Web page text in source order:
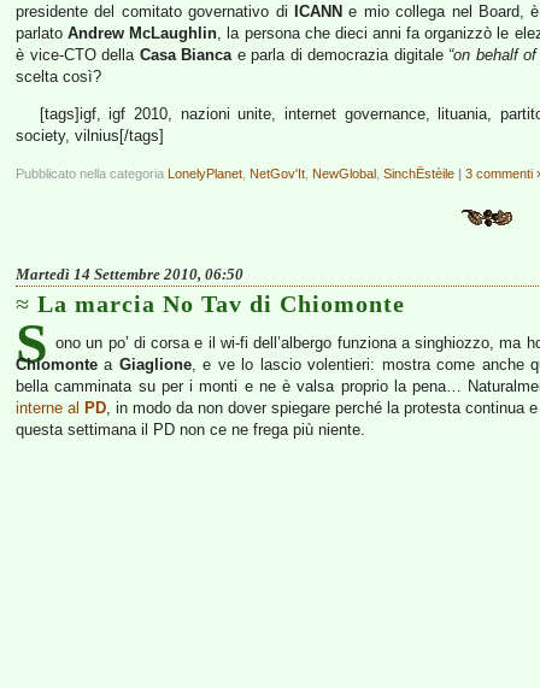
presidente del comitato governativo di
ICANN e mio collega nel Board,
parlatoAndrew McLaughlin, la persona che dieci anni fa organizzò le
è vice-CTO della Casa Biancae parla di democrazia digitale “on behalf
scelta così?
[tags]igf, igf 2010, nazioni unite, internet governance, lituania,
society, vilnius[/tags]
Pubblicato nella categoria LonelyPlanet NetGov'It NewGlobal SinchËstèile | 3 commenti
Martedì 14 Settembre 2010, 06:50
La marcia No Tav di Chiomonte
S ono un po’ di corsa e il wi-fi dell’albergo funziona a singhiozzo, ma
Chiomonte a Giaglione, e ve lo lascio volentieri: mostra come anche
bella camminata su per i monti e ne è valsa proprio la pena…
interne al PD, in modo da non dover spiegare perché la protesta continua
questa settimana il PD non ce ne frega più niente.